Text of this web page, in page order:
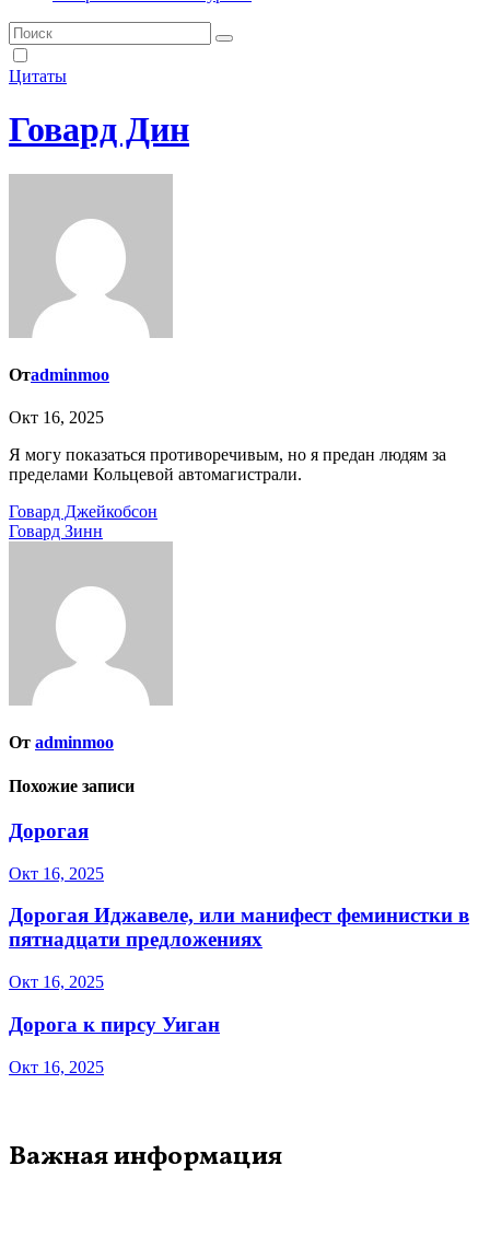
Цитаты
Говард Дин
Отadminmoo
Окт 16, 2025
Я могу показаться противоречивым, но я предан людям за
пределами Кольцевой автомагистрали.
Навигация
по
Говард Джейкобсон
Говард Зинн
От adminmoo
Похожие записи
Дорогая
Окт 16, 2025
Дорогая Иджавеле, или манифест феминистки в
пятнадцати предложениях
Окт 16, 2025
Дорога к пирсу Уиган
Окт 16, 2025
Важная информация